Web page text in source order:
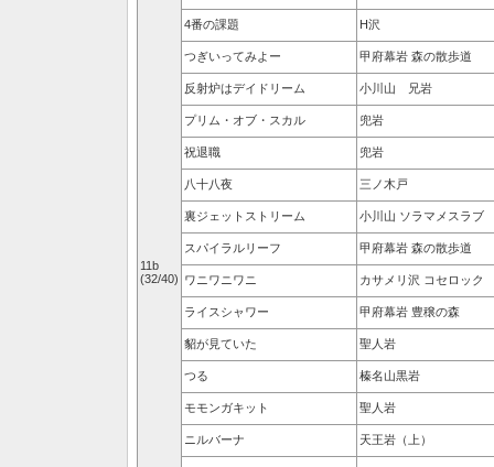
11b
(32/40)
4番の課題 H沢
つぎいってみよー 甲府幕岩 森の散歩道
反射炉はデイドリーム 小川山 兄岩
プリム・オブ・スカル 兜岩
祝退職 兜岩
八十八夜 三ノ木戸
裏ジェットストリーム 小川山 ソラマメスラブ
スパイラルリーフ 甲府幕岩 森の散歩道
ワニワニワニ カサメリ沢 コセロック
ライスシャワー 甲府幕岩 豊穣の森
貂が見ていた 聖人岩
つる 榛名山黒岩
モモンガキット 聖人岩
ニルバーナ 天王岩（上）